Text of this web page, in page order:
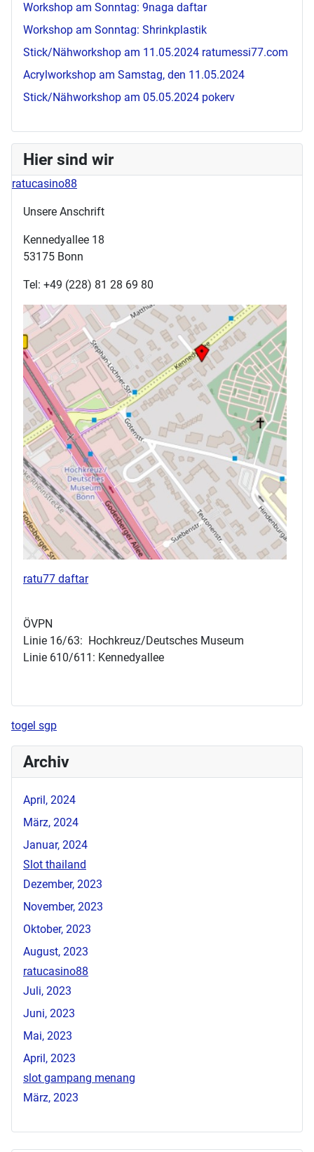
Workshop am Sonntag: 9naga daftar
Workshop am Sonntag: Shrinkplastik
Stick/Nähworkshop am 11.05.2024 ratumessi77.com
Acrylworkshop am Samstag, den 11.05.2024
Stick/Nähworkshop am 05.05.2024 pokerv
Hier sind wir
ratucasino88
Unsere Anschrift
Kennedyallee 18
53175 Bonn
Tel: +49 (228) 81 28 69 80
ratu77 daftar
ÖVPN
Linie 16/63: Hochkreuz/Deutsches Museum
Linie 610/611: Kennedyallee
togel sgp
Archiv
April, 2024
März, 2024
Januar, 2024
Slot thailand
Dezember, 2023
November, 2023
Oktober, 2023
August, 2023
ratucasino88
Juli, 2023
Juni, 2023
Mai, 2023
April, 2023
slot gampang menang
März, 2023